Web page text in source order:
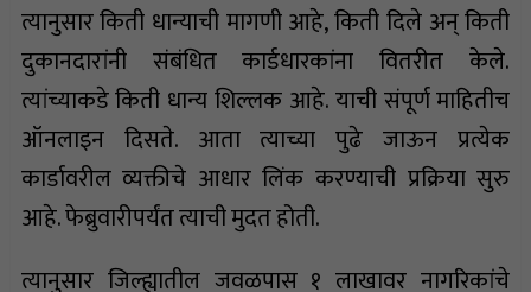
त्यानुसार किती धान्याची मागणी आहे, किती दिले अन् किती
दुकानदारांनी संबंधित कार्डधारकांना वितरीत केले.
त्यांच्याकडे किती धान्य शिल्लक आहे. याची संपूर्ण माहितीच
ऑनलाइन दिसते. आता त्याच्या पुढे जाऊन प्रत्येक
कार्डावरील व्यक्तीचे आधार लिंक करण्याची प्रक्रिया सुरु
आहे. फेब्रुवारीपर्यंत त्याची मुदत होती.
त्यानुसार जिल्ह्यातील जवळपास १ लाखावर नागरिकांचे